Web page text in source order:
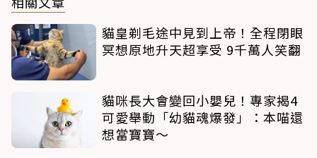
貓皇剃毛途中見到上帝！全程閉眼
冥想原地升天超享受 9千萬人笑翻
貓咪長大會變回小嬰兒！專家揭4
可愛舉動「幼貓魂爆發」：本喵還
想當寶寶～